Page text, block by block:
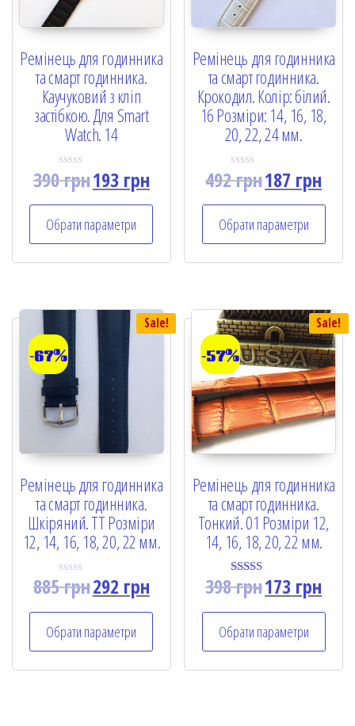
Ремінець для годинника
та смарт годинника.
Каучуковий з кліп
застібкою. Для Smart
Watch. 14
R
a
d
0
o
u
5
390грн193грн
Обрати параметри
Ремінець для годинника
та смарт годинника.
Крокодил. Колір: білий.
16 Розміри: 14, 16, 18,
20, 22, 24 мм.
R
d
0
o
u
5
492грн187 грн
Обрати параметри
Sale!
-67%
Ремінець для годинника
та смарт годинника.
Шкіряний. ТТ Розміри
12, 14, 16, 18, 20, 22 мм.
R
a
d
0
o
u
885грн292 грн
Обрати параметри
Sale!
-57%
Ремінець для годинника
та смарт годинника.
Тонкий. 01 Розміри 12,
14, 16, 18, 20, 22 мм.
Rated
5.00
398грн173 грн
Обрати параметри